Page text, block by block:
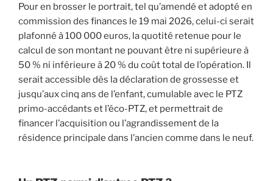
Pour en brosser le portrait, tel qu’amendé et adopté en
commission des finances le 19 mai 2026, celui-ci serait
plafonné à 100 000 euros, la quotité retenue pour le
calcul de son montant ne pouvant être ni supérieure à
50 % ni inférieure à 20 % du coût total de l’opération. Il
serait accessible dès la déclaration de grossesse et
jusqu’aux cinq ans de l’enfant, cumulable avec le PTZ
primo-accédants et l’éco-PTZ, et permettrait de
financer l’acquisition ou l’agrandissement de la
résidence principale dans l’ancien comme dans le neuf.